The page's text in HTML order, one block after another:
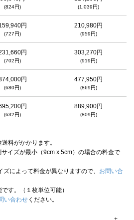
(824円) (1,039円)
円
(727円)
210,980円
(959円)
円
(702円)
303,270円
(919円)
円
(680円)
477,950円
(869円)
円
(632円)
889,900円
(809円)
料がかかります。
イズが最小（9cm x 5cm）の場合の料金で
によって料金が異なりますので、 お問い合
す。（１枚単位可能）
い合わせ ください。